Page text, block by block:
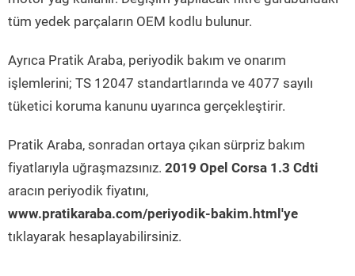
tüm yedek parçaların OEM kodlu bulunur.
Ayrıca Pratik Araba, periyodik bakım ve onarım
işlemlerini; TS 12047 standartlarında ve 4077 sayılı
tüketici koruma kanunu uyarınca gerçekleştirir.
Pratik Araba, sonradan ortaya çıkan sürpriz bakım
fiyatlarıyla uğraşmazsınız. 2019 Opel Corsa 1.3 Cdti
aracın periyodik fiyatını,
www.pratikaraba.com/periyodik-bakim.html'ye
tıklayarak hesaplayabilirsiniz.